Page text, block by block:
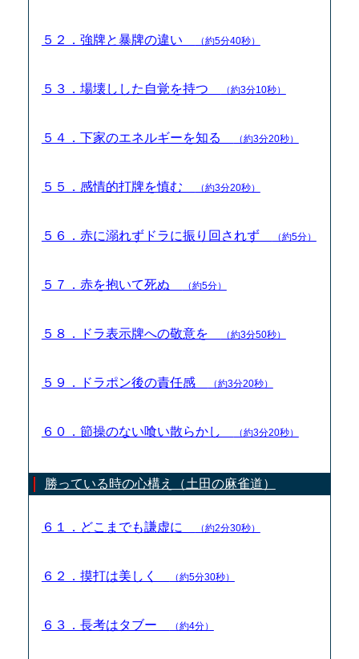
５２．強牌と暴牌の違い （約5分40秒）
５３．場壊しした自覚を持つ （約3分10秒）
５４．下家のエネルギーを知る （約3分20秒）
５５．感情的打牌を慎む （約3分20秒）
５６．赤に溺れずドラに振り回されず （約5分）
５７．赤を抱いて死ぬ （約5分）
５８．ドラ表示牌への敬意を （約3分50秒）
５９．ドラポン後の責任感 （約3分20秒）
６０．節操のない喰い散らかし （約3分20秒）
勝っている時の心構え（土田の麻雀道）
６１．どこまでも謙虚に （約2分30秒）
６２．摸打は美しく （約5分30秒）
６３．長考はタブー （約4分）